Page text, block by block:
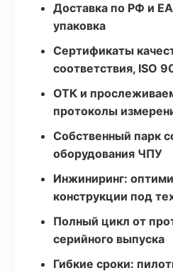
Доставка по РФ и
упаковка
Сертификаты
соответствия, ISO
ОТК и
протоколы
Собственный парк
оборудования ЧПУ
Инжиниринг:
конструкции под
Полный цикл от
серийного выпуска
Гибкие сроки: